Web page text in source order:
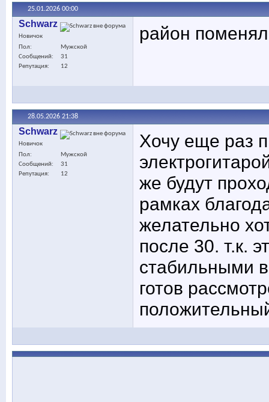
25.01.2026 00:00
Schwarz
Новичок
Пол
Мужской
Сообщений
31
Репутация
12
район
28.05.2026 21:38
Schwarz
Новичок
Пол
Мужской
Сообщений
31
Репутация
12
Хочу еще раз
же будут
рамках
желательно
после 30. т.к.
стабильными
готов